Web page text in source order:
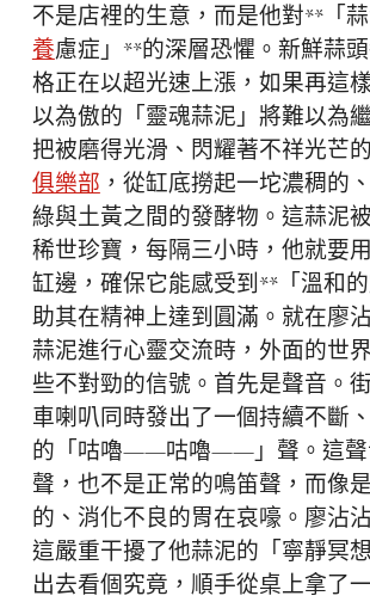
不是店裡的生意，而是他對**「
養慮症」**的深層恐懼。新鮮蒜
格正在以超光速上漲，如果再這
以為傲的「靈魂蒜泥」將難以為
把被磨得光滑、閃耀著不祥光芒
俱樂部 ，從缸底撈起一坨濃稠的
綠與土黃之間的發酵物。這蒜泥
稀世珍寶，每隔三小時，他就要
缸邊，確保它能感受到**「溫和
助其在精神上達到圓滿。就在廖
蒜泥進行心靈交流時，外面的世
些不對勁的信號。首先是聲音。
車喇叭同時發出了一個持續不斷
的「咕嚕——咕嚕——」聲。這聲
聲，也不是正常的鳴笛聲，而像
的、消化不良的胃在哀嚎。廖沾
這嚴重干擾了他蒜泥的「寧靜冥
出去看個究竟，順手從桌上拿了